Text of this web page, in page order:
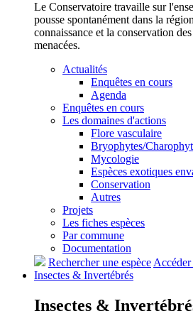
Le Conservatoire travaille sur
pousse spontanément dans la
connaissance et la conservation
menacées.
Actualités
Enquêtes en cours
Agenda
Enquêtes en cours
Les domaines d'actions
Flore vasculaire
Bryophytes/
Mycologie
Espèces exotiques
Conservation
Autres
Projets
Les fiches espèces
Par commune
Documentation
Rechercher une espèceAccéder
Insectes & Invertébrés
Insectes &